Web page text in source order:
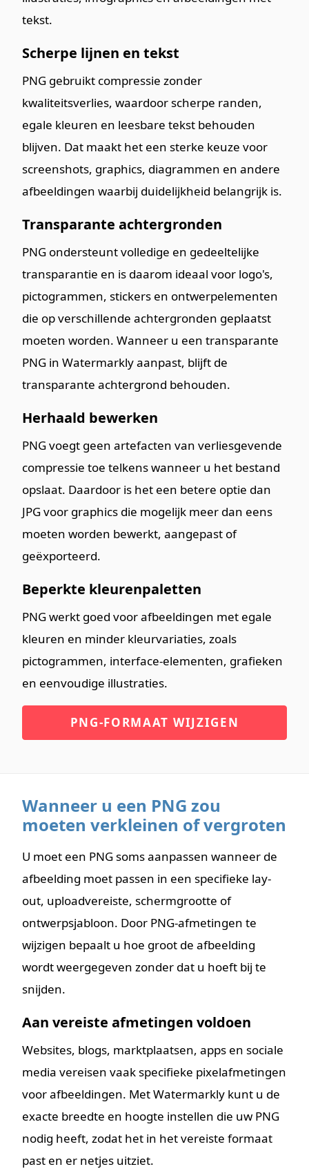
tekst.
Scherpe lijnen en tekst
PNG gebruikt compressie zonder
kwaliteitsverlies, waardoor scherpe randen,
egale kleuren en leesbare tekst behouden
blijven. Dat maakt het een sterke keuze voor
screenshots, graphics, diagrammen en andere
afbeeldingen waarbij duidelijkheid belangrijk is.
Transparante achtergronden
PNG ondersteunt volledige en gedeeltelijke
transparantie en is daarom ideaal voor logo's,
pictogrammen, stickers en ontwerpelementen
die op verschillende achtergronden geplaatst
moeten worden. Wanneer u een transparante
PNG in Watermarkly aanpast, blijft de
transparante achtergrond behouden.
Herhaald bewerken
PNG voegt geen artefacten van verliesgevende
compressie toe telkens wanneer u het bestand
opslaat. Daardoor is het een betere optie dan
JPG voor graphics die mogelijk meer dan eens
moeten worden bewerkt, aangepast of
geëxporteerd.
Beperkte kleurenpaletten
PNG werkt goed voor afbeeldingen met egale
kleuren en minder kleurvariaties, zoals
pictogrammen, interface-elementen, grafieken
en eenvoudige illustraties.
PNG-FORMAAT WIJZIGEN
Wanneer u een PNG zou
moeten verkleinen of vergroten
U moet een PNG soms aanpassen wanneer de
afbeelding moet passen in een specifieke lay-
out, uploadvereiste, schermgrootte of
ontwerpsjabloon. Door PNG-afmetingen te
wijzigen bepaalt u hoe groot de afbeelding
wordt weergegeven zonder dat u hoeft bij te
snijden.
Aan vereiste afmetingen voldoen
Websites, blogs, marktplaatsen, apps en sociale
media vereisen vaak specifieke pixelafmetingen
voor afbeeldingen. Met Watermarkly kunt u de
exacte breedte en hoogte instellen die uw PNG
nodig heeft, zodat het in het vereiste formaat
past en er netjes uitziet.